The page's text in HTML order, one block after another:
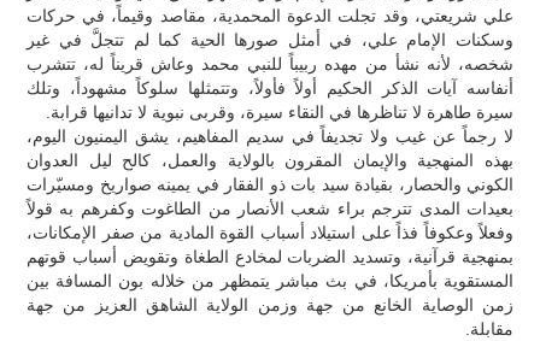
علي شريعتي، وقد تجلت الدعوة المحمدية، مقاصد وقيماً، في حركات
وسكنات الإمام علي، في أمثل صورها الحية كما لم تتجلَّ في غير
شخصه، لأنه نشأ من مهده ربيباً للنبي محمد وعاش قريناً له، تتشرب
أنفاسه آيات الذكر الحكيم أولاً فأولاً، وتتمثلها سلوكاً مشهوداً، وتلك
سيرة طاهرة لا تناظرها في النقاء سيرة، وقربى نبوية لا تدانيها قرابة.
لا رجماً عن غيب ولا تجديفاً في سديم المفاهيم، يشق اليمنيون اليوم،
بهذه المنهجية والإيمان المقرون بالولاية والعمل، كالح ليل العدوان
الكوني والحصار، بقيادة سيد بات ذو الفقار في يمينه صواريخ ومسيّرات
بعيدات المدى تترجم براء شعب الأنصار من الطاغوت وكفرهم به قولاً
وفعلاً وعكوفاً فذاً على استيلاد أسباب القوة المادية من صفر الإمكانات،
بمنهجية قرآنية، وتسديد الضربات لمخادع الطغاة وتقويض أسباب قوتهم
المستقوية بأمريكا، في بث مباشر يتمظهر من خلاله بون المسافة بين
زمن الوصاية الخانع من جهة وزمن الولاية الشاهق العزيز من جهة
مقابلة.